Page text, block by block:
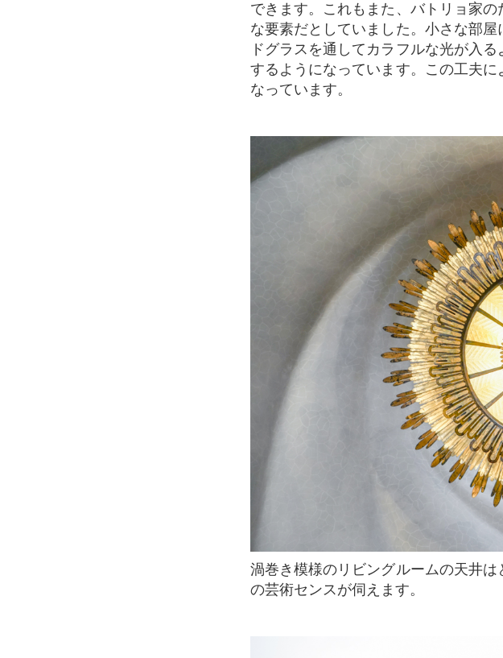
できます。これもまた、バトリョ家
な要素だとしていました。小さな部
ドグラスを通してカラフルな光が入
するようになっています。この工夫
なっています。
渦巻き模様のリビングルームの天井はとても綺麗です。天井から床に至るまで、ガウディ
の芸術センスが伺えます。